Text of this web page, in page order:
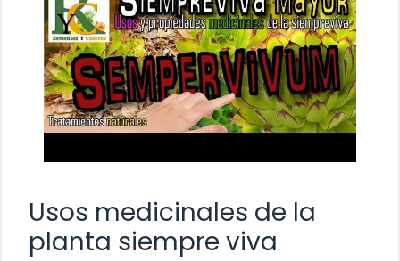
Usos medicinales de la
planta siempre viva